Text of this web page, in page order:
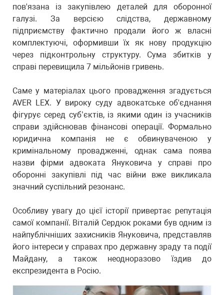
пов'язана із закупівлею деталей для оборонної
галузі. За версією слідства, державному
підприємству фактично продали його ж власні
комплектуючі, оформивши їх як нову продукцію
через підконтрольну структуру. Сума збитків у
справі перевищила 7 мільйонів гривень.
Саме у матеріалах цього провадження згадується
AVER LEX. У вироку суду адвокатське об'єднання
фігурує серед суб’єктів, із якими один із учасників
справи здійснював фінансові операції. Формально
юридична компанія не є обвинуваченою у
кримінальному провадженні, однак сама поява
назви фірми адвоката Януковича у справі про
оборонні закупівлі під час війни вже викликала
значний суспільний резонанс.
Особливу увагу до цієї історії привертає репутація
самої компанії. Віталій Сердюк роками був одним із
найпублічніших захисників Януковича, представляв
його інтереси у справах про державну зраду та події
Майдану, а також неодноразово їздив до
експрезидента в Росію.